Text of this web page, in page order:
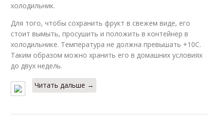
холодильник.
Для того, чтобы сохранить фрукт в свежем виде, его
стоит вымыть, просушить и положить в контейнер в
холодильнике. Температура не должна превышать +10С.
Таким образом можно хранить его в домашних условиях
до двух недель.
Читать дальше →